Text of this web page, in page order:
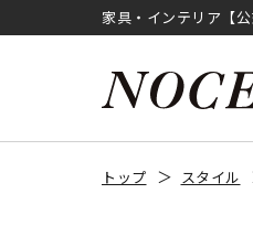
家具・インテリア【
トップ スタイル